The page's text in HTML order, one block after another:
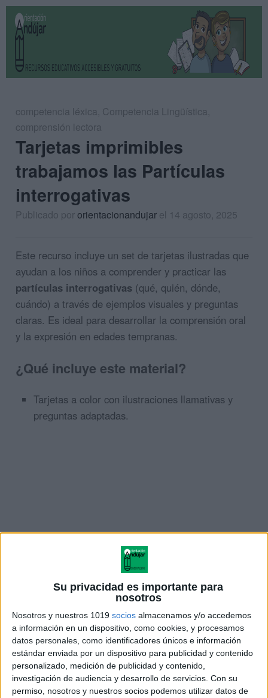
Su privacidad es importante para
nosotros
Nosotros y nuestros 1019 socios almacenamos y/o accedemos
a información en un dispositivo, como cookies, y procesamos
datos personales, como identificadores únicos e información
estándar enviada por un dispositivo para publicidad y contenido
personalizado, medición de publicidad y contenido,
investigación de audiencia y desarrollo de servicios. Con su
permiso, nosotros y nuestros socios podemos utilizar datos de
competencia léxica, Competencia Lingüística,
comprensión lectora
Tarjetas imprimibles
trabajamos las Partículas
interrogativas
Publicado pororientacionandujar el 14 agosto, 2025
Este recurso incluye un set de tarjetas ilustradas que
ayudan a los niños a comprender y practicar las
partículas interrogativas (qué, quién, dónde,
cuándo) a través de ejemplos visuales y preguntas
claras. Es ideal para desarrollar la comprensión oral
y la expresión en edades tempranas.
¿Qué incluye este material?
Tarjetas a color con ilustraciones llamativas y
preguntas adaptadas.
Ejemplos paraqué, quién, dónde y cuándo.
Vocabulario variado relacionado con objetos,
animales, profesiones, lugares y situaciones.